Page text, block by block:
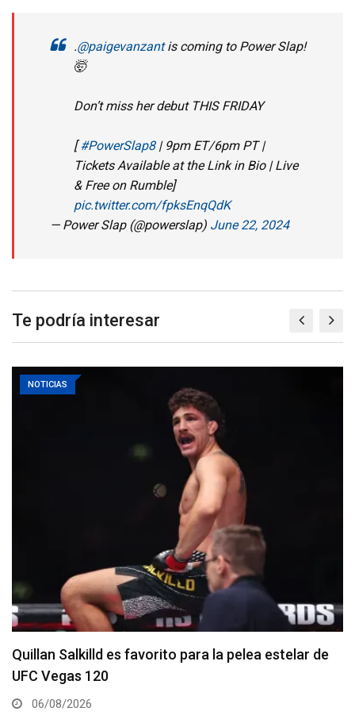
.@paigevanzantis coming to Power Slap!
🤯
Don’t miss her debut THIS FRIDAY
[#PowerSlap8| 9pm ET/6pm PT |
Tickets Available at the Link in Bio | Live
& Free on Rumble]
pic.twitter.com/fpksEnqQdK
— Power Slap (@powerslap) June 22, 2024
Te podría interesar
NOTICIAS
Se anuncia la cartelera completa del UFC 331
06/08/2026